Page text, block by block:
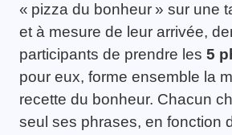
« pizza du bonheur » sur une
et à mesure de leur arrivée,
participants de prendre les 5
pour eux, forme ensemble la
recette du bonheur. Chacun
seul ses phrases, en fonction